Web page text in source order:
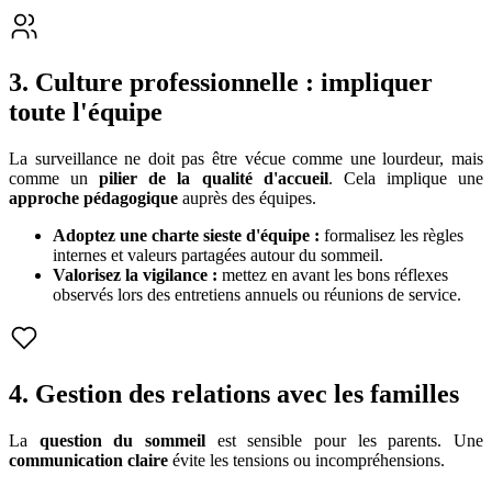
3. Culture professionnelle : impliquer
toute l'équipe
La surveillance ne doit pas être vécue comme une lourdeur, mais
comme unpilier de la qualité d'accueil. Cela implique une
approche pédagogique auprès des équipes.
Adoptez une charte sieste d'équipe : formalisez les règles
internes et valeurs partagées autour du sommeil.
Valorisez la vigilance : mettez en avant les bons réflexes
observés lors des entretiens annuels ou réunions de service.
4. Gestion des relations avec les familles
La question du sommeil est sensible pour les parents. Une
communication claire évite les tensions ou incompréhensions.